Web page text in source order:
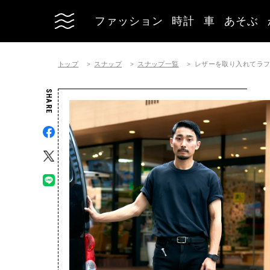
ファッション 時計 車 あそぶ
トップ スナップ スナップ一覧 レザーを取り入れてラ
SHARE